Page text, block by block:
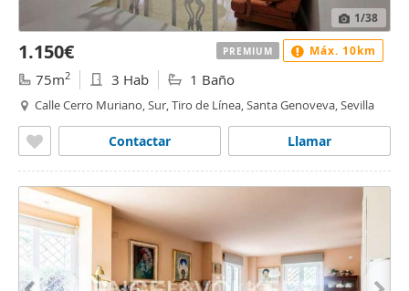
1/38
1.150€
75m2 3 Hab 1 Baño
Calle Cerro Muriano, Sur, Tiro de Línea, Santa Genoveva, Sevilla
Llamar
Contactar
PREMIUM Máx. 10km